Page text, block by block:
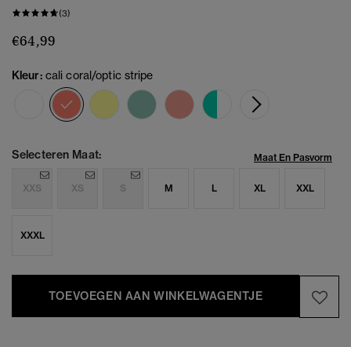
(3)
€64,99
Kleur: cali coral/optic stripe
geselecteerd
Selecteren Maat: Maat En Pasvorm
XXS XS S M L XL XXL
XXXL
TOEVOEGEN AAN WINKELWAGENTJE